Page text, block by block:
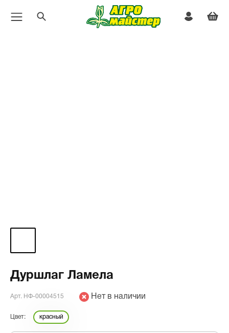
Дуршлаг Ламела
Арт. НФ-00004515 Нет в наличии
Цвет: красный